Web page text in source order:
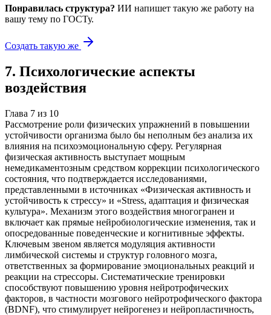
Понравилась структура? ИИ напишет такую же работу на
вашу тему по ГОСТу.
Создать такую же
7. Психологические аспекты
воздействия
Глава 7 из 10
Рассмотрение роли физических упражнений в повышении
устойчивости организма было бы неполным без анализа их
влияния на психоэмоциональную сферу. Регулярная
физическая активность выступает мощным
немедикаментозным средством коррекции психологического
состояния, что подтверждается исследованиями,
представленными в источниках «Физическая активность и
устойчивость к стрессу» и «Stress, адаптация и физическая
культура». Механизм этого воздействия многогранен и
включает как прямые нейробиологические изменения, так и
опосредованные поведенческие и когнитивные эффекты.
Ключевым звеном является модуляция активности
лимбической системы и структур головного мозга,
ответственных за формирование эмоциональных реакций и
реакции на стрессоры. Систематические тренировки
способствуют повышению уровня нейротрофических
факторов, в частности мозгового нейротрофического фактора
(BDNF), что стимулирует нейрогенез и нейропластичность,